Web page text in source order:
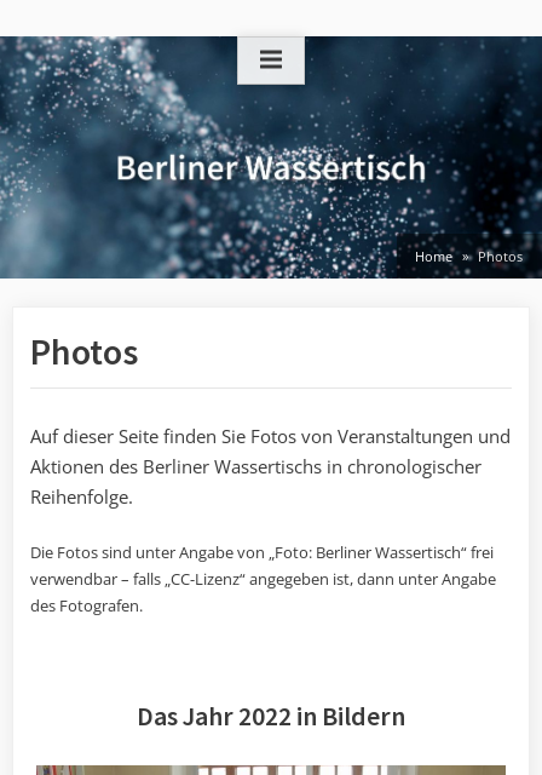
to
content
Home Photos
Photos
Auf dieser Seite finden Sie Fotos von Veranstaltungen und
Aktionen des Berliner Wassertischs in chronologischer
Reihenfolge.
Die Fotos sind unter Angabe von „Foto: Berliner Wassertisch“ frei
verwendbar – falls „CC-Lizenz“ angegeben ist, dann unter Angabe
des Fotografen.
Das Jahr 2022 in Bildern